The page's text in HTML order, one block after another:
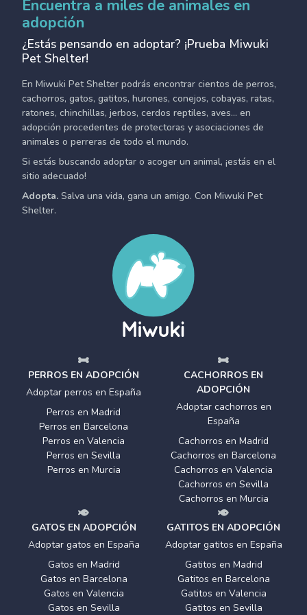
Encuentra a miles de animales en
adopción
¿Estás pensando en adoptar? ¡Prueba Miwuki
Pet Shelter!
En Miwuki Pet Shelter podrás encontrar cientos de perros,
cachorros, gatos, gatitos, hurones, conejos, cobayas, ratas,
ratones, chinchillas, jerbos, cerdos reptiles, aves... en
adopción procedentes de protectoras y asociaciones de
animales o perreras de todo el mundo.
Si estás buscando adoptar o acoger un animal, ¡estás en el
sitio adecuado!
Adopta. Salva una vida, gana un amigo. Con Miwuki Pet
Shelter.
PERROS EN ADOPCIÓN
Adoptar perros en España
Perros en Madrid
Perros en Barcelona
Perros en Valencia
Perros en Sevilla
Perros en Murcia
CACHORROS EN
ADOPCIÓN
Adoptar cachorros en
España
Cachorros en Madrid
Cachorros en Barcelona
Cachorros en Valencia
Cachorros en Sevilla
Cachorros en Murcia
GATOS EN ADOPCIÓN
Adoptar gatos en España
Gatos en Madrid
Gatos en Barcelona
Gatos en Valencia
Gatos en Sevilla
GATITOS EN ADOPCIÓN
Adoptar gatitos en España
Gatitos en Madrid
Gatitos en Barcelona
Gatitos en Valencia
Gatitos en Sevilla